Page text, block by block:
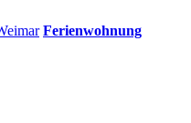
Ferienwohnung